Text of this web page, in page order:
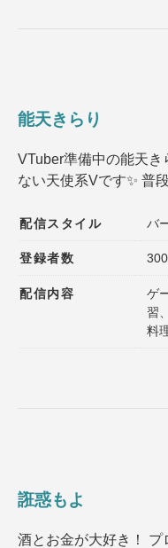
能天きらり
VTuber準備中の能天き
ない天使系Vです✨️ 普
配信スタイル バ
登録者数
配信内容
ゲ
習
料
誑惑もよ
酒とお金が大好き！ プ